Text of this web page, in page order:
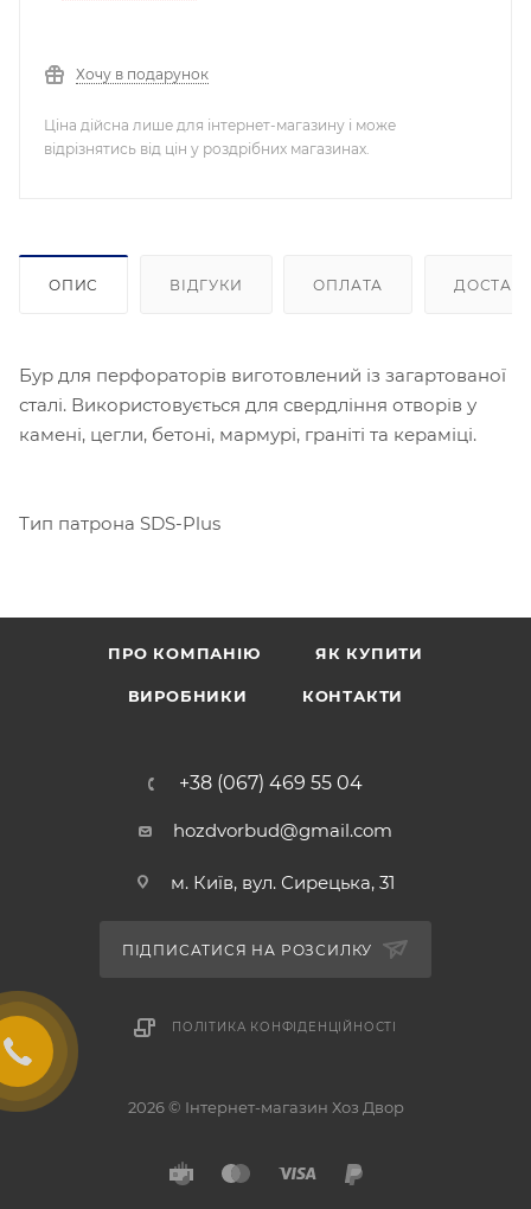
Хочу в подарунок
Ціна дійсна лише для інтернет-магазину і може
відрізнятись від цін у роздрібних магазинах.
ОПИС ВІДГУКИ ОПЛАТА
Бур для перфораторів виготовлений із загартованої
сталі. Використовується для свердління отворів у
камені, цегли, бетоні, мармурі, граніті та кераміці.
Тип патрона SDS-Plus
ПРО КОМПАНІЮ ЯК КУПИТИ
ВИРОБНИКИ КОНТАКТИ
+38 (067) 469 55 04
hozdvorbud@gmail.com
м. Київ, вул. Сирецька, 31
ПІДПИСАТИСЯ НА РОЗСИЛКУ
ПОЛІТИКА КОНФІДЕНЦІЙНОСТІ
2026 © Інтернет-магазин Хоз Двор